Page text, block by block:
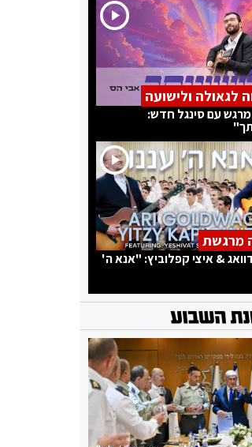
לגאולה ולישועה
עם סינגל חדש:
מרגשת
& איצי קפלוביץ: "אנא ה'